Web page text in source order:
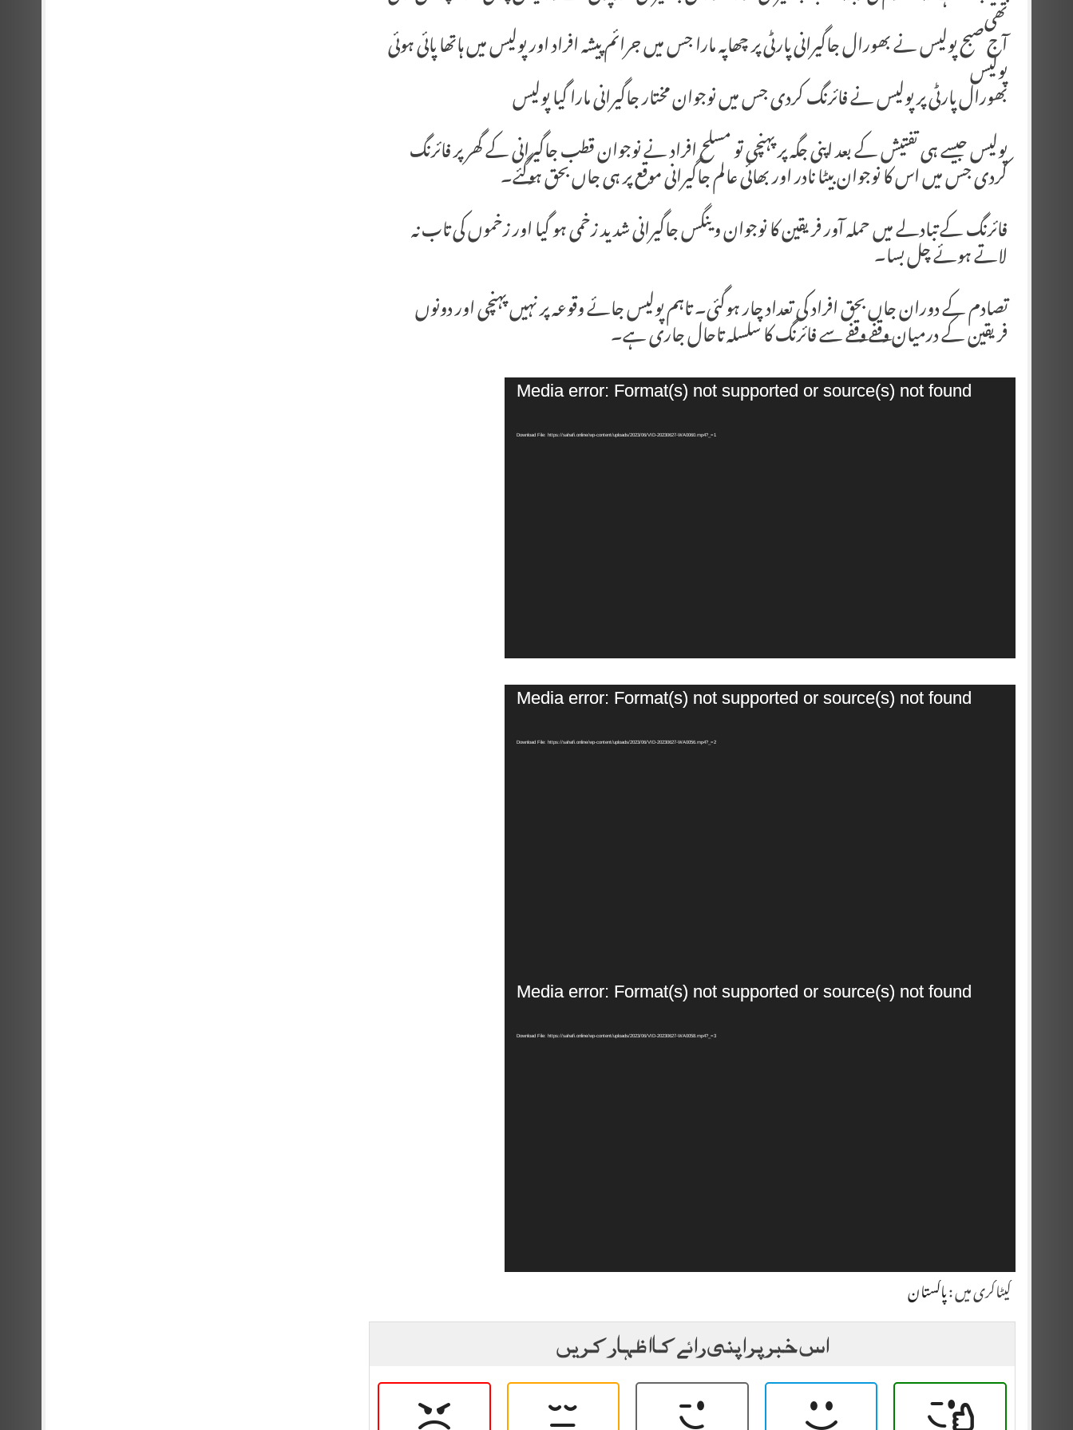
تھی
آج صبح پولیس نے بھورال جاگیرانی پارٹی پر چھاپہ مارا جس میں جرائم پیشہ افراد اور پولیس میں ہاتھا پائی ہوئی
پولیس
بھورال پارٹی پر پولیس نے فائرنگ کردی جس میں نوجوان مختار جاگیرانی مارا گیا پولیس
پولیس جیسے ہی تفتیش کے بعد اپنی جگہ پر پہنچی تو مسلح افراد نے نوجوان قطب جاگیرانی کے گھر پر فائرنگ
کردی جس میں اس کا نوجوان بیٹا نادر اور بھائی عالم جاگیرانی موقع پر ہی جاں بحق ہوگئے۔
فائرنگ کے تبادلے میں حملہ آور فریقین کا نوجوان وینگس جاگیرانی شدید زخمی ہو گیا اور زخموں کی تاب نہ
لاتے ہوئے چل بسا۔
تصادم کے دوران جاں بحق افراد کی تعداد چار ہوگئی۔ تاہم پولیس جائے وقوعہ پر نہیں پہنچی اور دونوں
فریقین کے درمیان وقفے وقفے سے فائرنگ کا سلسلہ تاحال جاری ہے۔
Video
Media error: Format(s) not supported or source(s) not found
Download File: https://sahafi.online/wp-content/uploads/2023/06/VID-20230627-WA0060.mp4?_=1
Video
Media error: Format(s) not supported or source(s) not found
Download File: https://sahafi.online/wp-content/uploads/2023/06/VID-20230627-WA0056.mp4?_=2
Media error: Format(s) not supported or source(s) not found
Download File: https://sahafi.online/wp-content/uploads/2023/06/VID-20230627-WA0058.mp4?_=3
کیٹاگری میں :پاکستان
اس خبر پر اپنی رائے کا اظہار کریں